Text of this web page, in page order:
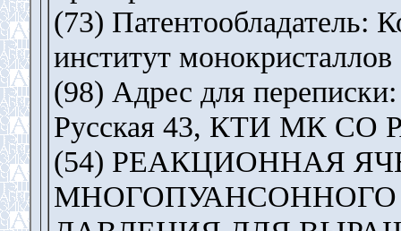
(73) Патентообладатель:
институт
(98) Адрес для
Русская 43, КТИ МК СО
(54) РЕАКЦИОННАЯ